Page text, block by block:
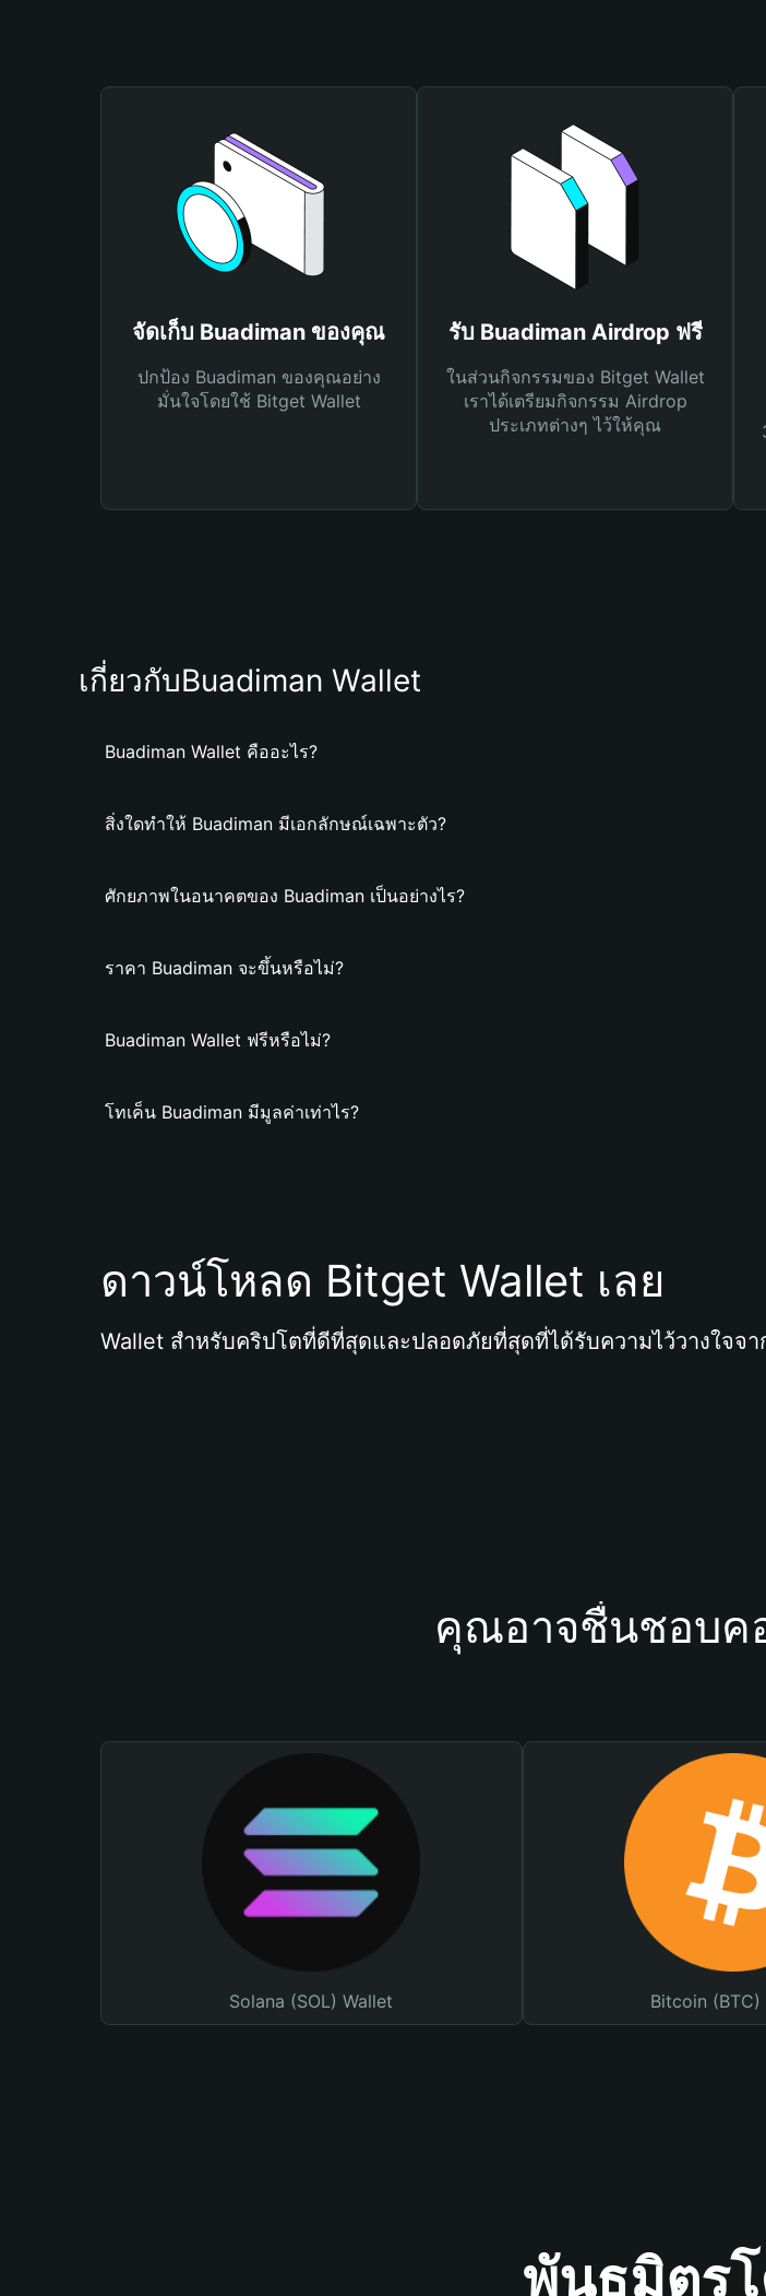
จัดเก็บ Buadiman ของคุณ
ปกป้อง Buadiman ของคุณอย่าง
มั่นใจโดยใช้ Bitget Wallet
รับ Buadiman Airdrop ฟรี
ในส่วนกิจกรรมของ Bitget Wallet
เราได้เตรียมกิจกรรม Airdrop
ประเภทต่างๆ ไว้ให้คุณ
เกี่ยวกับBuadiman Wallet
Buadiman Wallet คืออะไร?
สิ่งใดทำให้ Buadiman มีเอกลักษณ์เฉพาะตัว?
ศักยภาพในอนาคตของ Buadiman เป็นอย่างไร?
ราคา Buadiman จะขึ้นหรือไม่?
Buadiman Wallet ฟรีหรือไม่?
โทเค็น Buadiman มีมูลค่าเท่าไร?
ดาวน์โหลด Bitget Wallet เลย
Wallet สำหรับคริปโตที่ดีที่สุดและปลอดภัยที่สุดที่ได้รับความไว้วางใจจ
คุณอาจชื่นชอบค
Solana (SOL) Wallet Bitcoin (BTC)
พันธมิตร